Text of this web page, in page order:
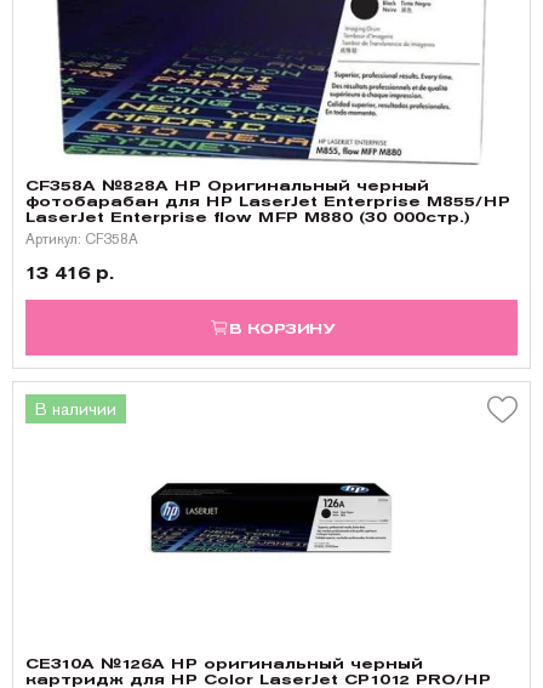
CF358A №828A HP Оригинальный черный
фотобарабан для HP LaserJet Enterprise M855/HP
LaserJet Enterprise flow MFP M880 (30 000стр.)
Артикул: CF358A
13 416 р.
В КОРЗИНУ
В наличии
CE310A №126A HP оригинальный черный
картридж для HP Color LaserJet CP1012 PRO/HP